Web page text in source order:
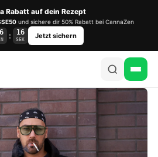
Rabatt auf dein Rezept
und sichere dir 50% Rabatt bei CannaZen
: 16
SEK Jetzt sichern